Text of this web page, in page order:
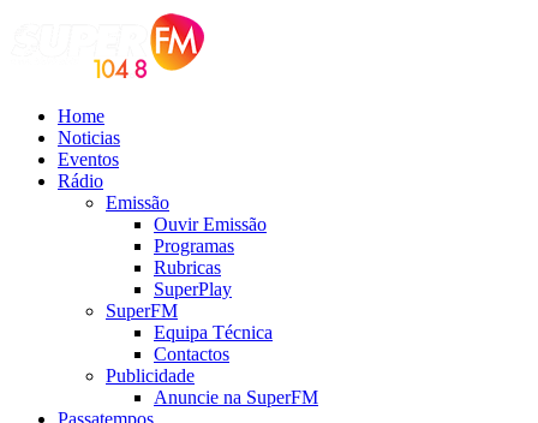
Home
Noticias
Eventos
Rádio
Emissão
Ouvir Emissão
Programas
Rubricas
SuperPlay
SuperFM
Equipa Técnica
Contactos
Publicidade
Anuncie na SuperFM
Passatempos